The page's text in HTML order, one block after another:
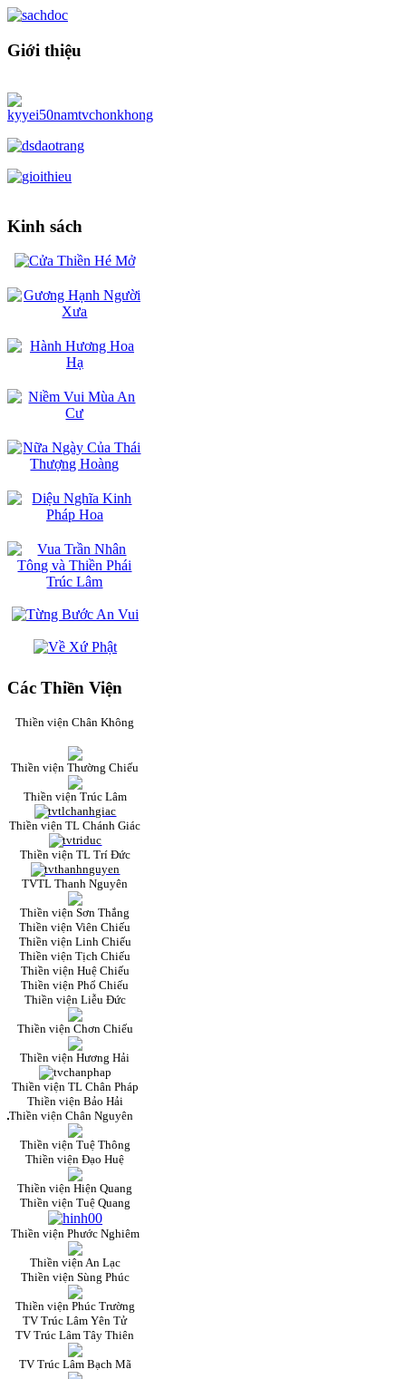
Giới thiệu
Kinh sách
Các Thiền Viện
Thiền viện Chân Không
Thiền viện Thường Chiếu
Thiền viện Trúc Lâm
Thiền viện TL Chánh Giác
Thiền viện TL Trí Đức
TVTL Thanh Nguyên
Thiền viện Sơn Thắng
Thiền viện Viên Chiếu
Thiền viện Linh Chiếu
Thiền viện Tịch Chiếu
Thiền viện Huệ Chiếu
Thiền viện Phổ Chiếu
Thiền viện Liễu Đức
Thiền viện Chơn Chiếu
Thiền viện Hương Hải
Thiền viện TL Chân Pháp
Thiền viện Bảo Hải
Thiền viện Chân Nguyên
Thiền viện Tuệ Thông
Thiền viện Đạo Huệ
Thiền viện Hiện Quang
Thiền viện Tuệ Quang
Thiền viện Phước Nghiêm
Thiền viện An Lạc
Thiền viện Sùng Phúc
Thiền viện Phúc Trường
TV Trúc Lâm Yên Tử
TV Trúc Lâm Tây Thiên
TV Trúc Lâm Bạch Mã